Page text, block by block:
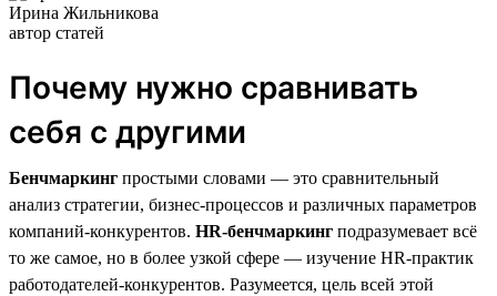
Ирина Жильникова
автор статей
Почему нужно сравнивать
себя с другими
Бенчмаркинг простыми словами — это сравнительный
анализ стратегии, бизнес-процессов и различных параметров
компаний-конкурентов. HR-бенчмаркинг подразумевает всё
то же самое, но в более узкой сфере — изучение HR-практик
работодателей-конкурентов. Разумеется, цель всей этой